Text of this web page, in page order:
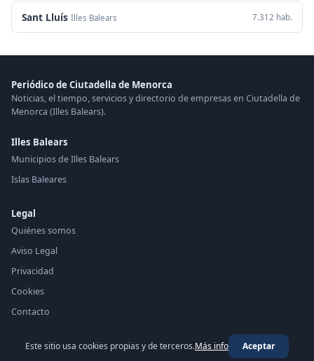
Sant Lluís Illes Balears 7.312 hab.
Periódico de Ciutadella de Menorca
Noticias, el tiempo, servicios y directorio de empresas en Ciutadella de
Menorca (Illes Balears).
Illes Balears
Municipios de Illes Balears
Islas Baleares
Legal
Quiénes somos
Aviso Legal
Privacidad
Cookies
Contacto
© 2026 Periódico de Ciutadella de Menorca ·periodico.top
Este sitio usa cookies propias y de terceros.Más info Aceptar